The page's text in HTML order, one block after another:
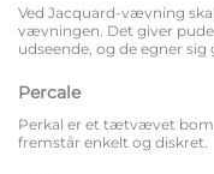
Ved Jacquard-vævning
vævningen. Det giver
udseende, og de egner
Percale
Perkal er et tætvævet
fremstår enkelt og diskret.